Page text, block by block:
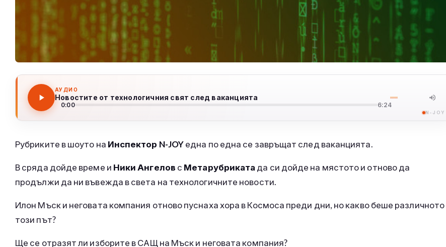
АУДИО
Новостите от технологичния свят след ваканцията
0:00 6:24
N-JOY
Рубриките в шоуто на Инспектор N-JOYедна по една се завръщат след ваканцията.
В сряда дойде време и Ники Ангелов с Метарубриката да си дойде на мястото и отново да
продължи да ни въвежда в света на технологичните новости.
Илон Мъск и неговата компания отново пуснаха хора в Космоса преди дни, но какво беше различното
този път?
Ще се отразят ли изборите в САЩ на Мъск и неговата компания?